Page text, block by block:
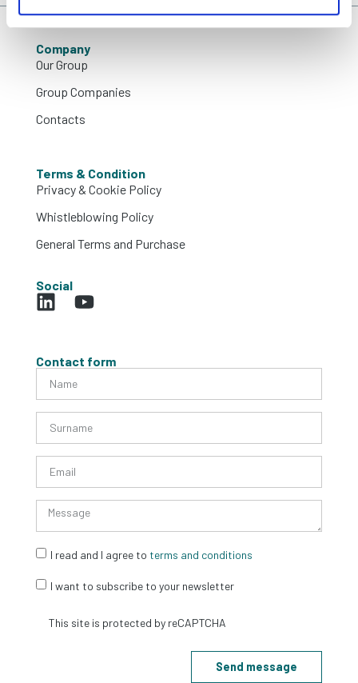
Company
Our Group
Group Companies
Contacts
Terms & Condition
Privacy & Cookie Policy
Whistleblowing Policy
General Terms and Purchase
Social
Contact form
I read and I agree to terms and conditions
I want to subscribe to your newsletter
Send message